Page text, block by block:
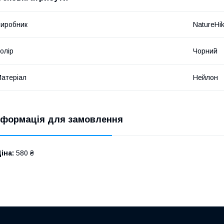
Чорний
Нейлон
для замовлення
580 ₴